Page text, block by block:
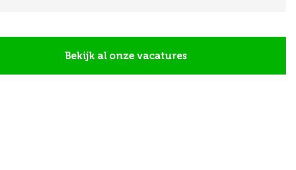
Bekijk al onze vacatures